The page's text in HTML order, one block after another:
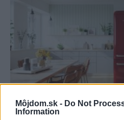
Môjdom.sk - Do Not
Information